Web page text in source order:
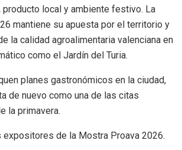
producto local y ambiente festivo. La
mantiene su apuesta por el territorio y
la calidad agroalimentaria valenciana en
como el Jardín del Turia.
planes gastronómicos en la ciudad,
de nuevo como una de las citas
la primavera.
expositores de la Mostra Proava 2026.